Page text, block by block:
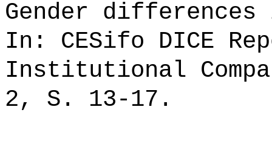
Gender
In: CESifo DICE
Institutional
2, S. 13-17.